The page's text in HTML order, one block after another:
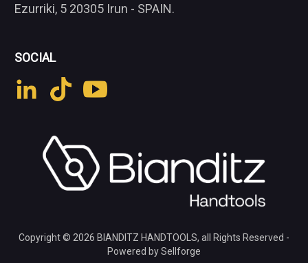
Ezurriki, 5 20305 Irun - SPAIN.
SOCIAL
Copyright © 2026 BIANDITZ HANDTOOLS, all Rights Reserved -
Powered by Sellforge